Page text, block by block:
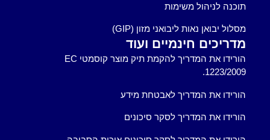
תוכנה לניהול משימות
מסלול יבואן נאות ליבואני מזון (GIP)
מדריכים חינמיים ועוד
הורידו את המדריך להקמת תיק מוצר קוסמטי EC
1223/2009.
הורידו את המדריך לאבטחת מידע
הורידו את המדריך לסקר סיכונים